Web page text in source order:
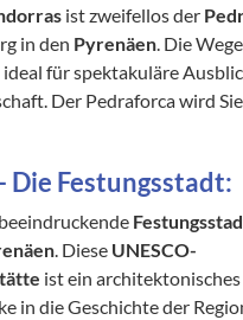
ist zweifellos der
in den Pyrenäen. Die
für spektakuläre
Der Pedraforca wird
Die Festungsstadt:
. Diese UNESCO-
ist ein
in die Geschichte der